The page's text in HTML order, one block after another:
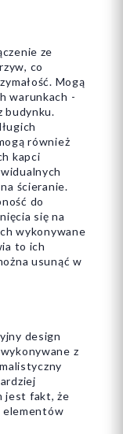
ze
co
Mogą
warunkach -
budynku.
również
kapci
ścieranie.
do
się na
wykonywane
to ich
usunąć w
design
z
jest fakt, że
elementów